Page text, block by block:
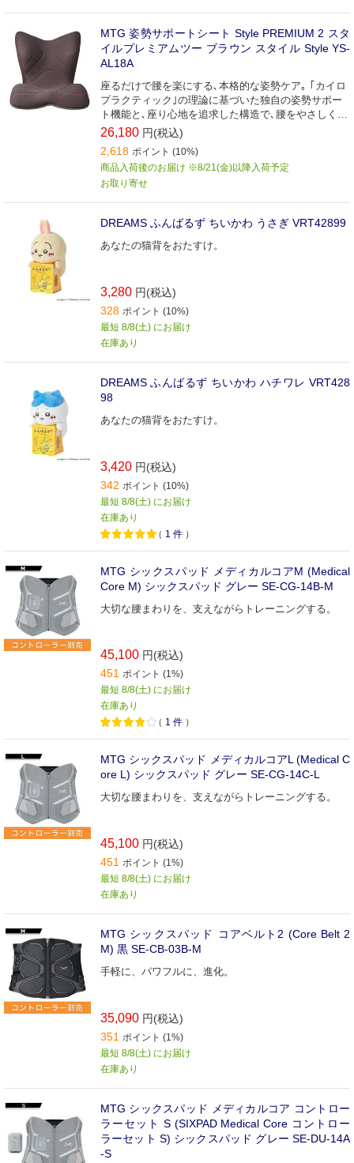
MTG 姿勢サポートシート Style PREMIUM 2 スタ
イルプレミアムツー ブラウン スタイル Style YS-
AL18A
座るだけで腰を楽にする､本格的な姿勢ケア｡ ｢カイロ
プラクティック｣の理論に基づいた独自の姿勢サポー
ト機能と､座り心地を追求した構造で､腰をやさしく包
み込み正しい姿勢へと導く
26,180 円(税込)
2,618 ポイント (10%)
商品入荷後のお届け ※8/21(金)以降入荷予定
お取り寄せ
DREAMS ふんばるず ちいかわ うさぎ VRT42899
あなたの猫背をおたすけ。
3,280 円(税込)
328 ポイント (10%)
最短 8/8(土) にお届け
在庫あり
DREAMS ふんばるず ちいかわ ハチワレ VRT428
98
あなたの猫背をおたすけ。
3,420 円(税込)
342 ポイント (10%)
最短 8/8(土) にお届け
在庫あり
（ 1 件 ）
MTG シックスパッド メディカルコアM (Medical
Core M) シックスパッド グレー SE-CG-14B-M
大切な腰まわりを、支えながらトレーニングする。
45,100 円(税込)
451 ポイント (1%)
最短 8/8(土) にお届け
在庫あり
（ 1 件 ）
MTG シックスパッド メディカルコアL (Medical C
ore L) シックスパッド グレー SE-CG-14C-L
大切な腰まわりを、支えながらトレーニングする。
45,100 円(税込)
451 ポイント (1%)
最短 8/8(土) にお届け
在庫あり
MTG シックスパッド コアベルト2 (Core Belt 2
M) 黒 SE-CB-03B-M
手軽に、パワフルに、進化。
35,090 円(税込)
351 ポイント (1%)
最短 8/8(土) にお届け
在庫あり
MTG シックスパッド メディカルコア コントロー
ラーセット S (SIXPAD Medical Core コントロー
ラーセット S) シックスパッド グレー SE-DU-14A
-S